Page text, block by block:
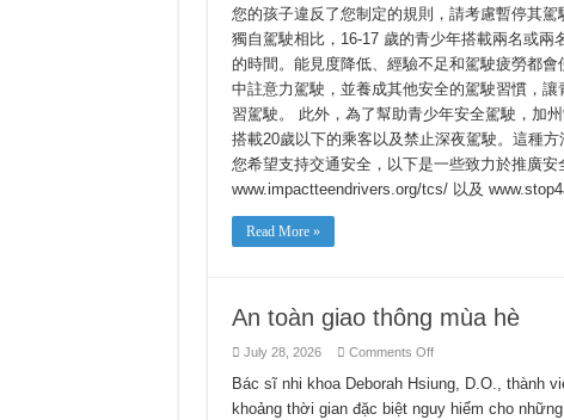
您的孩子違反了您制定的規則，請考慮暫停其
獨自駕駛相比，16-17 歲的青少年搭載兩名或
的時間。能見度降低、經驗不足和駕駛疲勞都
中註意力駕駛，並養成其他安全的駕駛習慣，
習駕駛。 此外，為了幫助青少年安全駕駛，加
搭載20歲以下的乘客以及禁止深夜駕駛。這種
您希望支持交通安全，以下是一些致力於推廣安
www.impactteendrivers.org/tcs/ 以及
Read More »
An toàn giao thông mùa hè
July 28, 2026 Comments Offon
toàn
giao
thông
Bác sĩ nhi khoa Deborah Hsiung, D.O., thành
khoảng thời gian đặc biệt nguy hiểm cho